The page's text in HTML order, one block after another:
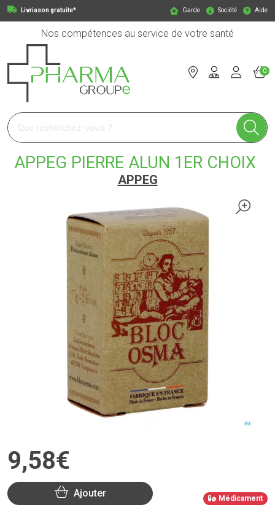
Livriason gratuite* Garde Société Aide
Nos compétences au service de votre santé
Pharmagroupe Votre pharmacie en ligne à votre service
0
APPEG PIERRE ALUN 1ER CHOIX
APPEG
9,58€
Ajouter Médicament